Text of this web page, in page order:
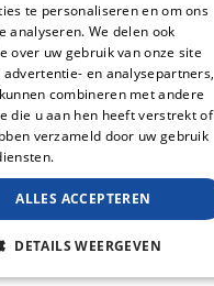
te personaliseren en om ons
analyseren. We delen ook
over uw gebruik van onze site
advertentie- en analysepartners,
combineren met andere
die u aan hen heeft verstrekt of
verzameld door uw gebruik
ALLES ACCEPTEREN
DETAILS WEERGEVEN